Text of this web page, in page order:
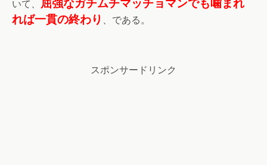
いて、 屈強なガチムチマッチョマンでも噛まれ
れば一貫の終わり 、である。
スポンサードリンク